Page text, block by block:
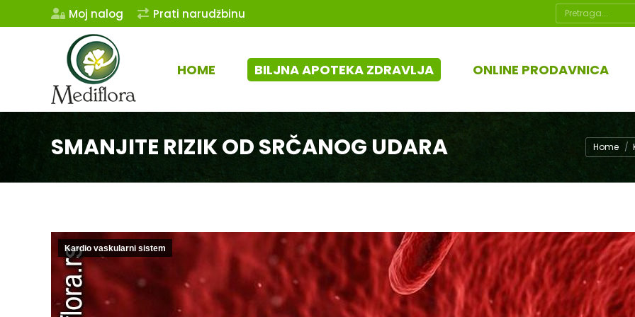
Moj nalog Prati narudžbinu Search:
HOME BILJNA APOTEKA ZDRAVLJA ONLINE PRODAVNICA
SMANJITE RIZIK OD SRČANOG UDARA You are
Home
Kardio vaskularni sistem